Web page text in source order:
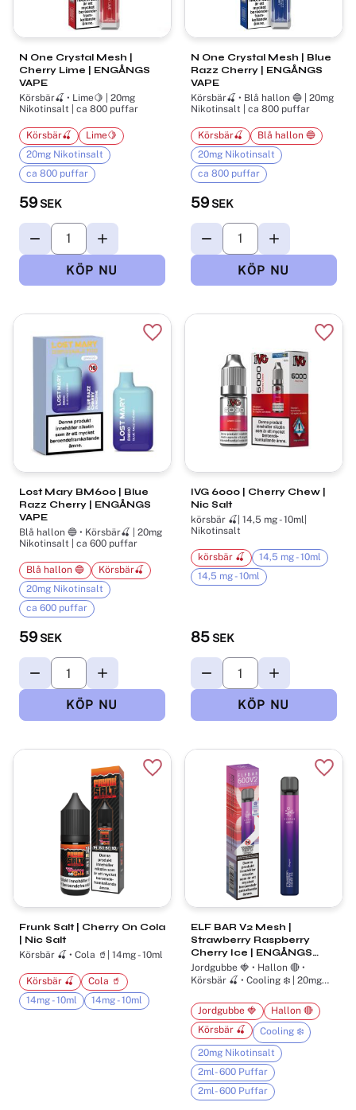
N One Crystal Mesh |
Cherry Lime | ENGÅNGS
VAPE
Körsbär🍒 • Lime🍋 | 20mg
Nikotinsalt | ca 800 puffar
59 SEK
Körsbär🍒
Lime🍋
20mg Nikotinsalt
ca 800 puffar
N One Crystal Mesh | Blue
Razz Cherry | ENGÅNGS
VAPE
Körsbär🍒 • Blå hallon 🔵 | 20mg
Nikotinsalt | ca 800 puffar
59 SEK
Körsbär🍒
Blå hallon 🔵
20mg Nikotinsalt
ca 800 puffar
Lost Mary BM600​ | Blue
Razz Cherry | ENGÅNGS
VAPE
Blå hallon 🔵 • Körsbär🍒 | 20mg
Nikotinsalt | ca 600 puffar
59 SEK
Blå hallon 🔵
Körsbär🍒
20mg Nikotinsalt
ca 600 puffar
Lägg till i favoriter
IVG 6000 | Cherry Chew |
Nic Salt
körsbär 🍒| 14,5 mg - 10ml|
Nikotinsalt
85 SEK
körsbär 🍒
14,5 mg - 10ml
14,5 mg - 10ml
Frunk Salt | Cherry On Cola
| Nic Salt
Körsbär 🍒 • Cola 🥤| 14mg - 10ml
Körsbär 🍒
Cola 🥤
14mg - 10ml
14mg - 10ml
Lägg till i favoriter
ELF BAR V2 Mesh |
Strawberry Raspberry
Cherry Ice | ENGÅNGS
VAPE
Jordgubbe 🍓 • Hallon 🔴 •
Körsbär 🍒 • Cooling ❄️ | 20mg
Jordgubbe 🍓
Hallon 🔴
Körsbär 🍒
Cooling ❄️
20mg Nikotinsalt
2ml- 600 Puffar
2ml- 600 Puffar